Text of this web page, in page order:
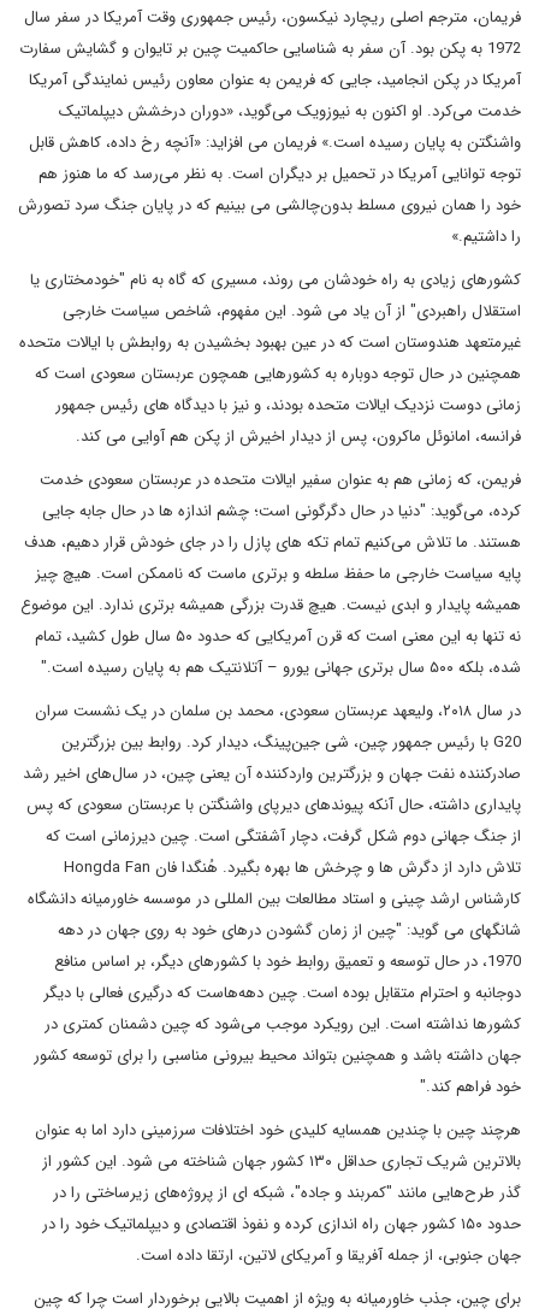
فریمان، مترجم اصلی ریچارد نیکسون، رئیس جمهوری وقت آمریکا در سفر سال
1972 به پکن بود. آن سفر به شناسایی حاکمیت چین بر تایوان و گشایش سفارت
آمریکا در پکن انجامید، جایی که فریمن به عنوان معاون رئیس نمایندگی آمریکا
خدمت می‌کرد. او اکنون به نیوزویک می‌گوید، «دوران درخشش دیپلماتیک
واشنگتن به پایان رسیده است.» فریمان می افزاید: «آنچه رخ داده، کاهش قابل
توجه توانایی آمریکا در تحمیل بر دیگران است. به نظر می‌رسد که ما هنوز هم
خود را همان نیروی مسلط بدون‌چالشی می بینیم که در پایان جنگ سرد تصورش
را داشتیم.»
کشورهای زیادی به راه خودشان می روند، مسیری که گاه به نام "خودمختاری یا
استقلال راهبردی" از آن یاد می شود. این مفهوم، شاخص سیاست خارجی
غیرمتعهد هندوستان است که در عین بهبود بخشیدن به روابطش با ایالات متحده
همچنین در حال توجه دوباره به کشورهایی همچون عربستان سعودی است که
زمانی دوست نزدیک ایالات متحده بودند، و نیز با دیدگاه های رئیس جمهور
فرانسه، امانوئل ماکرون، پس از دیدار اخیرش از پکن هم آوایی می کند.
فریمن، که زمانی هم به عنوان سفیر ایالات متحده در عربستان سعودی خدمت
کرده، می‌گوید: "دنیا در حال دگرگونی است؛ چشم اندازه ها در حال جابه جایی
هستند. ما تلاش می‌کنیم تمام تکه های پازل را در جای خودش قرار دهیم، هدف
پایه سیاست خارجی ما حفظ سلطه و برتری ماست که ناممکن است. هیچ چیز
همیشه پایدار و ابدی نیست. هیچ قدرت بزرگی همیشه برتری ندارد. این موضوع
نه تنها به این معنی است که قرن آمریکایی که حدود ۵۰ سال طول کشید، تمام
شده، بلکه ۵۰۰ سال برتری جهانی یورو – آتلانتیک هم به پایان رسیده است."
در سال ۲۰۱۸، ولیعهد عربستان سعودی، محمد بن سلمان در یک نشست سران
G20 با رئیس جمهور چین، شی جین‌پینگ، دیدار کرد. روابط بین بزرگترین
صادرکننده نفت جهان و بزرگترین واردکننده آن یعنی چین، در سال‌های اخیر رشد
پایداری داشته، حال آنکه پیوندهای دیرپای واشنگتن با عربستان سعودی که پس
از جنگ جهانی دوم شکل گرفت، دچار آشفتگی است. چین دیرزمانی است که
تلاش دارد از دگرش ها و چرخش ها بهره بگیرد. هُنگدا فان Hongda Fan
کارشناس ارشد چینی و استاد مطالعات بین المللی در موسسه خاورمیانه دانشگاه
شانگهای می گوید: "چین از زمان گشودن درهای خود به روی جهان در دهه
1970، در حال توسعه و تعمیق روابط خود با کشورهای دیگر، بر اساس منافع
دوجانبه و احترام متقابل بوده است. چین دهه‌هاست که درگیری فعالی با دیگر
کشورها نداشته است. این رویکرد موجب می‌شود که چین دشمنان کمتری در
جهان داشته باشد و همچنین بتواند محیط بیرونی مناسبی را برای توسعه کشور
خود فراهم کند."
هرچند چین با چندین همسایه کلیدی خود اختلافات سرزمینی دارد اما به عنوان
بالاترین شریک تجاری حداقل ۱۳۰ کشور جهان شناخته می شود. این کشور از
گذر طرح‌هایی مانند "کمربند و جاده"، شبکه ای از پروژه‌های زیرساختی را در
حدود ۱۵۰ کشور جهان راه اندازی کرده و نفوذ اقتصادی و دیپلماتیک خود را در
جهان جنوبی، از جمله آفریقا و آمریکای لاتین، ارتقا داده است.
برای چین، جذب خاورمیانه به ویژه از اهمیت بالایی برخوردار است چرا که چین